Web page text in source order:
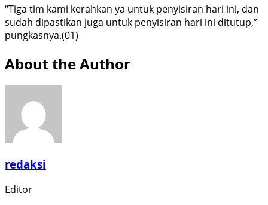
“Tiga tim kami kerahkan ya untuk penyisiran hari ini, dan
sudah dipastikan juga untuk penyisiran hari ini ditutup,”
pungkasnya.(01)
About the Author
redaksi
Editor